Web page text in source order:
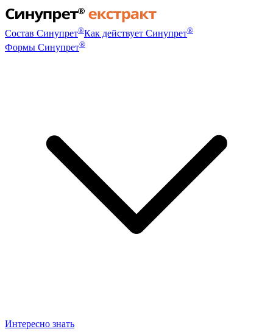
Состав Синупрет®Как действует Синупрет®
Формы Синупрет®
Интересно знать